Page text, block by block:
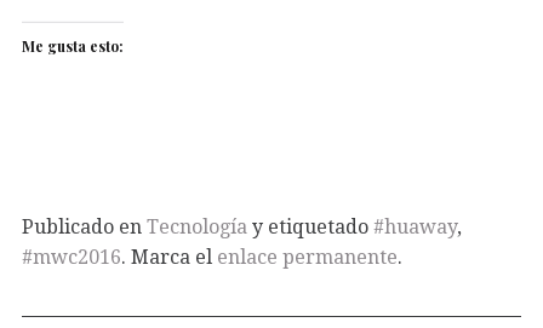
Me gusta esto:
Publicado en Tecnología y etiquetado #huaway,
#mwc2016. Marca el enlace permanente.